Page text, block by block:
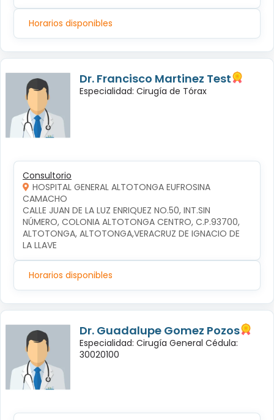
Horarios disponibles
Dr. Francisco Martinez Test
Especialidad: Cirugía de Tórax
Consultorio
HOSPITAL GENERAL ALTOTONGA EUFROSINA
CAMACHO
CALLE JUAN DE LA LUZ ENRIQUEZ NO.50, INT.SIN
NÚMERO, COLONIA ALTOTONGA CENTRO, C.P.93700,
ALTOTONGA, ALTOTONGA,VERACRUZ DE IGNACIO DE
LA LLAVE
Horarios disponibles
Dr. Guadalupe Gomez Pozos
Especialidad: Cirugía General Cédula:
30020100